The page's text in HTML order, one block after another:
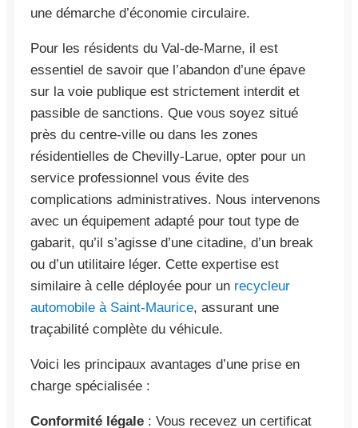
une démarche d’économie circulaire.
Pour les résidents du Val-de-Marne, il est
essentiel de savoir que l’abandon d’une épave
sur la voie publique est strictement interdit et
passible de sanctions. Que vous soyez situé
près du centre-ville ou dans les zones
résidentielles de Chevilly-Larue, opter pour un
service professionnel vous évite des
complications administratives. Nous intervenons
avec un équipement adapté pour tout type de
gabarit, qu’il s’agisse d’une citadine, d’un break
ou d’un utilitaire léger. Cette expertise est
similaire à celle déployée pour un recycleur
automobile à Saint-Maurice, assurant une
traçabilité complète du véhicule.
Voici les principaux avantages d’une prise en
charge spécialisée :
Conformité légale : Vous recevez un certificat